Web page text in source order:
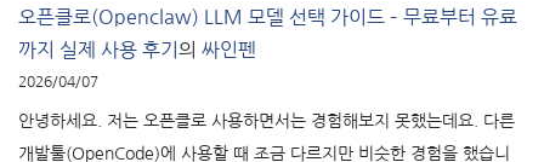
오픈클로(Openclaw) LLM 모델 선택 가이드 – 무료부터 유료
까지 실제 사용 후기 의 싸인펜
2026/04/07
안녕하세요. 저는 오픈클로 사용하면서는 경험해보지 못했는데요. 다른
개발툴(OpenCode)에 사용할 때 조금 다르지만 비슷한 경험을 했습니